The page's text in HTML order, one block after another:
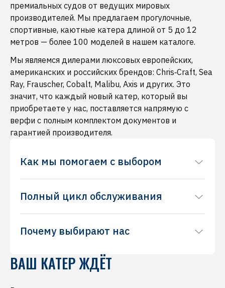
премиальных судов от ведущих мировых
производителей. Мы предлагаем прогулочные,
спортивные, каютные катера длиной от 5 до 12
метров — более 100 моделей в нашем каталоге.
Мы являемся дилерами люксовых европейских,
американских и российских брендов: Chris‑Craft, Sea
Ray, Frauscher, Cobalt, Malibu, Axis и других. Это
значит, что каждый новый катер, который вы
приобретаете у нас, поставляется напрямую с
верфи с полным комплектом документов и
гарантией производителя.
Как мы помогаем с выбором
процесс, требующий основательного подхода
задачи: для семейных прогулок, водных видов
желанию организуем тест‑драйв на акватории
— вы сможете оценить управляемость,
Полный цикл обслуживания
с техническими и организационными
на всех этапах:
Обслуживание и ремонт
Почему выбирают нас
За более чем 30 лет мы заслужили репутацию
надёжного партнёра. Наши клиенты
ВАШ КАТЕР ЖДЁТ